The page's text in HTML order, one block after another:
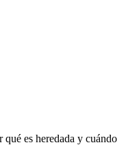
es heredada y cuándo